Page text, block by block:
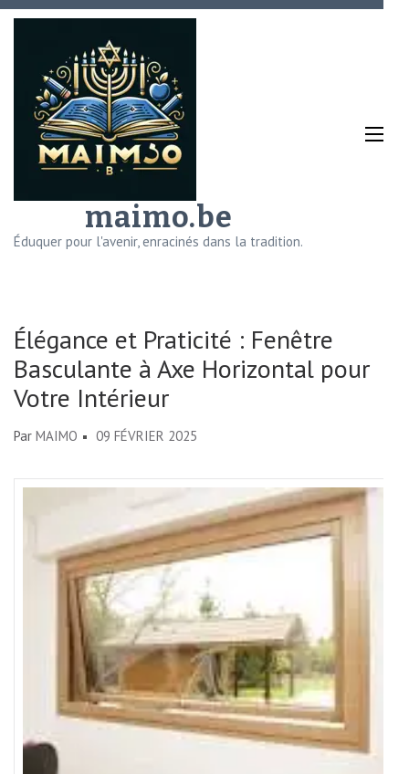
Aller
(Pressez
Entrée)
maimo.be
Éduquer pour l'avenir, enracinés dans la tradition.
Élégance et Praticité : Fenêtre
Basculante à Axe Horizontal pour
Votre Intérieur
Par MAIMO 09 FÉVRIER 2025